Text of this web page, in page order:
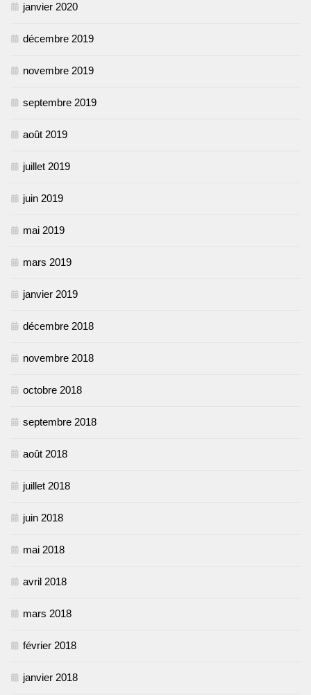
janvier 2020
décembre 2019
novembre 2019
septembre 2019
août 2019
juillet 2019
juin 2019
mai 2019
mars 2019
janvier 2019
décembre 2018
novembre 2018
octobre 2018
septembre 2018
août 2018
juillet 2018
juin 2018
mai 2018
avril 2018
mars 2018
février 2018
janvier 2018